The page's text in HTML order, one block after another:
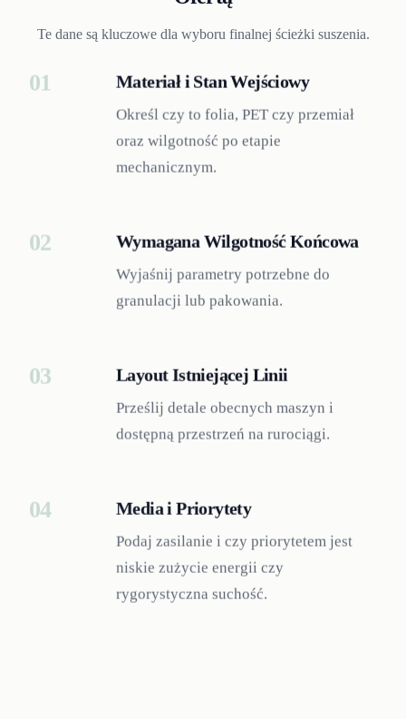
Te dane są kluczowe dla wyboru finalnej ścieżki suszenia.
01 Materiał i Stan Wejściowy
Określ czy to folia, PET czy przemiał
oraz wilgotność po etapie
mechanicznym.
02 Wymagana Wilgotność Końcowa
Wyjaśnij parametry potrzebne do
granulacji lub pakowania.
03 Layout Istniejącej Linii
Prześlij detale obecnych maszyn i
dostępną przestrzeń na rurociągi.
04 Media i Priorytety
Podaj zasilanie i czy priorytetem jest
niskie zużycie energii czy
rygorystyczna suchość.